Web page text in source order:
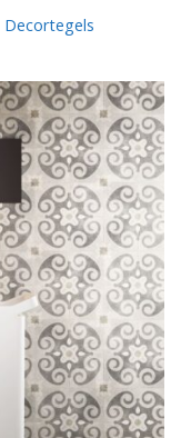
Decortegels